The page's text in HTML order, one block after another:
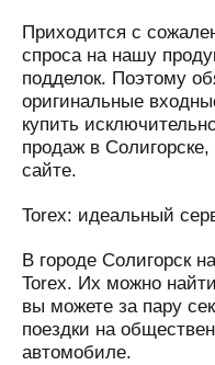
Приходится с
спроса на нашу
подделок. Поэтому
оригинальные
купить
продаж в
сайте.
Torex: идеальный
В городе Солигорск
Torex. Их можно
вы можете за пару
поездки на
автомобиле.